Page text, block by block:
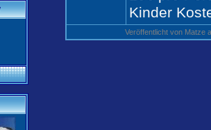
Kinder
Veröffentlicht von Matze